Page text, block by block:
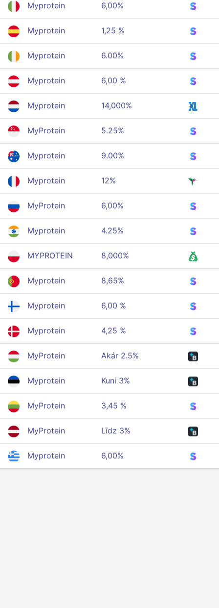
Myprotein 6,00%
Myprotein 1,25 %
Myprotein 6.00%
Myprotein 6,00 %
Myprotein 14,000%
MyProtein 5.25%
Myprotein 9.00%
Myprotein 12%
MyProtein 6,00%
Myprotein 4.25%
MYPROTEIN 8,000%
Myprotein 8,65%
Myprotein 6,00 %
Myprotein 4,25 %
MyProtein Akár 2.5%
Myprotein Kuni 3%
MyProtein 3,45 %
MyProtein Līdz 3%
Myprotein 6,00%